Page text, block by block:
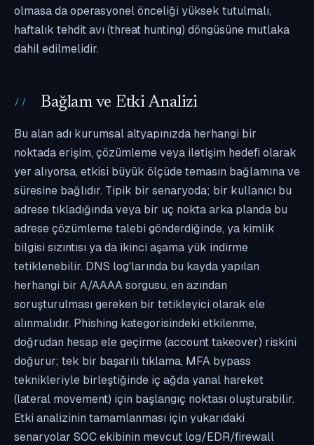
olmasa da operasyonel önceliği yüksek tutulmalı,
haftalık tehdit avı (threat hunting) döngüsüne mutlaka
dahil edilmelidir.
Bağlam ve Etki Analizi
Bu alan adı kurumsal altyapınızda herhangi bir
noktada erişim, çözümleme veya iletişim hedefi olarak
yer alıyorsa, etkisi büyük ölçüde temasın bağlamına ve
süresine bağlıdır. Tipik bir senaryoda; bir kullanıcı bu
adrese tıkladığında veya bir uç nokta arka planda bu
adrese çözümleme talebi gönderdiğinde, ya kimlik
bilgisi sızıntısı ya da ikinci aşama yük indirme
tetiklenebilir. DNS log'larında bu kayda yapılan
herhangi bir A/AAAA sorgusu, en azından
soruşturulması gereken bir tetikleyici olarak ele
alınmalıdır. Phishing kategorisindeki etkilenme,
doğrudan hesap ele geçirme (account takeover) riskini
doğurur; tek bir başarılı tıklama, MFA bypass
teknikleriyle birleştiğinde iç ağda yanal hareket
(lateral movement) için başlangıç noktası oluşturabilir.
Etki analizinin tamamlanması için yukarıdaki
senaryolar SOC ekibinin mevcut log/EDR/firewall